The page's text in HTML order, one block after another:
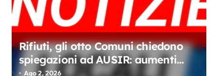
Rifiuti, gli otto Comuni chiedono
spiegazioni ad AUSIR: aumenti
senza miglioramenti
Ago 2, 2026